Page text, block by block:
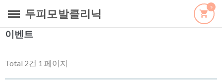
두피모발클리닉 s
이벤트
Total 2건 1 페이지